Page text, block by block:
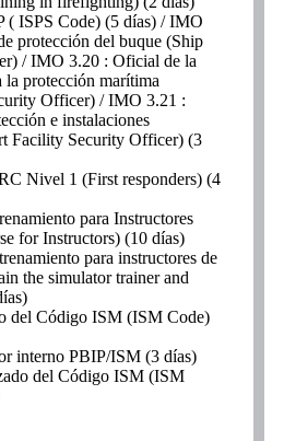
( ISPS Code) (5 días) / IMO
protección del buque (Ship
/ IMO 3.20 : Oficial de la
la protección marítima
Officer) / IMO 3.21 :
e instalaciones
Facility Security Officer) (3
Nivel 1 (First responders) (4
para Instructores
for Instructors) (10 días)
para instructores de
the simulator trainer and
del Código ISM (ISM Code)
interno PBIP/ISM (3 días)
del Código ISM (ISM